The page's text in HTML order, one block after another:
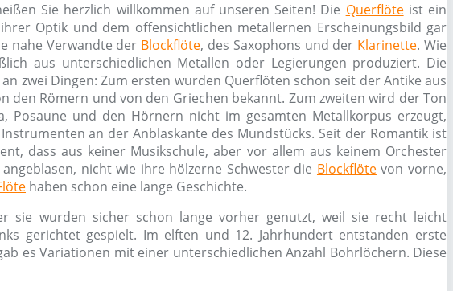
Sie herzlich willkommen auf unseren Seiten! Die Querflöteist ein
Optik und dem offensichtlichen metallernen Erscheinungsbild gar
nahe Verwandte der Blockflöte, des Saxophons und der Klarinette. Wie
aus unterschiedlichen Metallen oder Legierungen produziert. Die
zwei Dingen: Zum ersten wurden Querflöten schon seit der Antike aus
den Römern und von den Griechen bekannt. Zum zweiten wird der Ton
Posaune und den Hörnern nicht im gesamten Metallkorpus erzeugt,
an der Anblaskante des Mundstücks. Seit der Romantik ist
dass aus keiner Musikschule, aber vor allem aus keinem Orchester
nicht wie ihre hölzerne Schwester die Blockflötevon vorne,
haben schon eine lange Geschichte.
sie wurden sicher schon lange vorher genutzt, weil sie recht leicht
gerichtet gespielt. Im elften und 12. Jahrhundert entstanden erste
es Variationen mit einer unterschiedlichen Anzahl Bohrlöchern. Diese